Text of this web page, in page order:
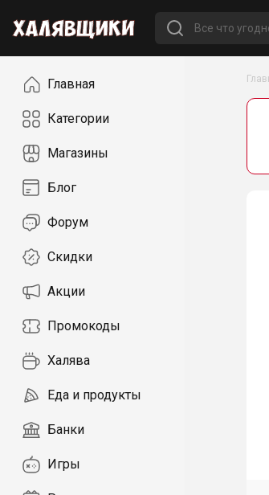
НавигацияГлавная
Категории
Магазины
Блог
Форум
Скидки
Акции
Промокоды
Халява
Еда и продукты
Банки
Игры